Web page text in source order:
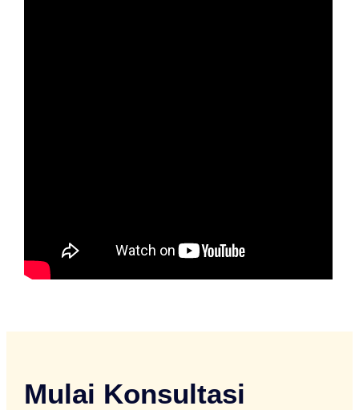
Mulai Konsultasi